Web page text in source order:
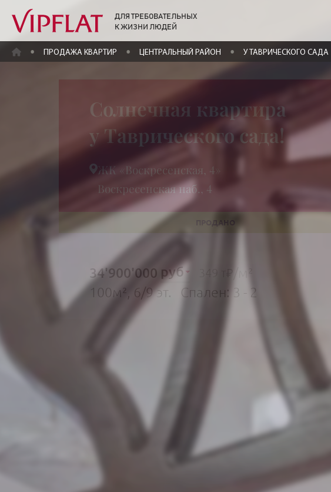
ДЛЯ ТРЕБОВАТЕЛЬНЫХ
К ЖИЗНИ ЛЮДЕЙ
ГЛАВНАЯПРОДАЖА КВАРТИР ЦЕНТРАЛЬНЫЙ РАЙОН У ТАВРИЧЕСКОГО САДА
Солнечная квартира
у Таврического сада!
ЖК «Воскресенская, 4»
Воскресенская наб., 4
34'900'000 руб